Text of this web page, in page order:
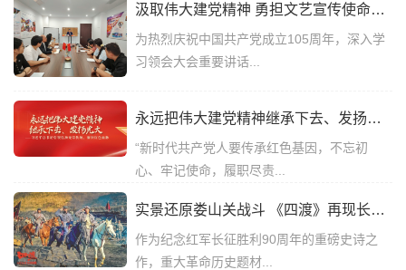
汲取伟大建党精神 勇担文艺宣传使命——上海文艺网党支部组织全体职工集中收看庆祝中国共产党成立105周年大会直播
为热烈庆祝中国共产党成立105周年，深入学
习领会大会重要讲话...
永远把伟大建党精神继承下去、发扬光大 ——习近平总书记引领弘扬光荣传统、赓续红色血脉
“新时代共产党人要传承红色基因，不忘初
心、牢记使命，履职尽责...
实景还原娄山关战斗 《四渡》再现长征首捷传奇
作为纪念红军长征胜利90周年的重磅史诗之
作，重大革命历史题材...